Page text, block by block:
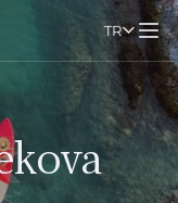
TR